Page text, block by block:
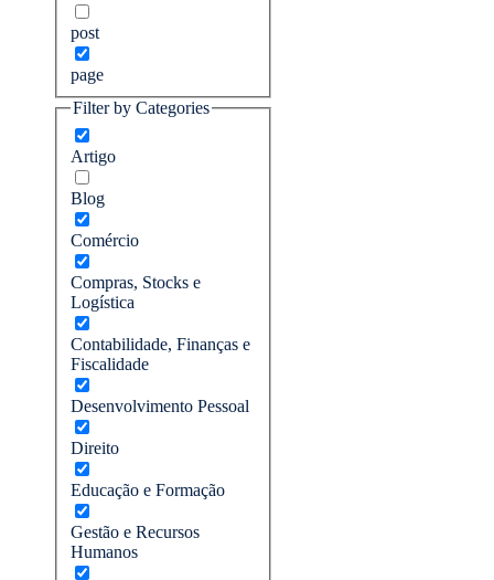
post
page
Filter by Categories
Artigo
Blog
Comércio
Compras, Stocks e
Logística
Contabilidade, Finanças e
Fiscalidade
Desenvolvimento Pessoal
Direito
Educação e Formação
Gestão e Recursos
Humanos